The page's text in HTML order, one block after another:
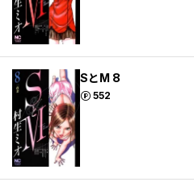
SとM 8
552
ポイント